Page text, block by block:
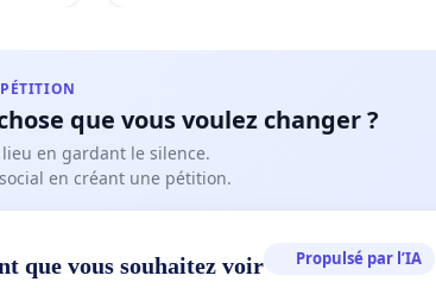
que vous voulez changer ?
en gardant le silence.
en créant une pétition.
que vous souhaitez voir Propulsé par l’IA